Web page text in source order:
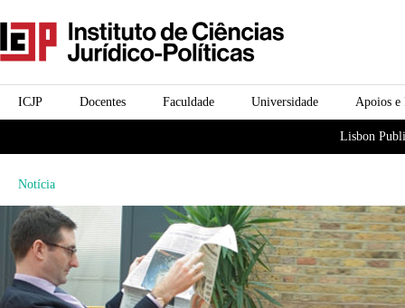
principal
icjp
menu-institucional Apoios e
Universidade
Faculdade
Docentes
ICJP
Lisbon
Notícia